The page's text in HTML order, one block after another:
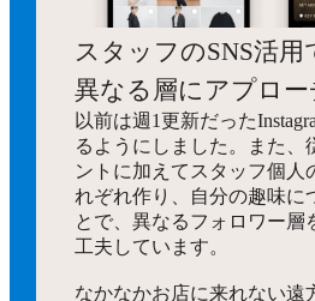
スタッフのSNS活用
異なる層にアプロー
以前は週1更新だった
るようにしました。また、
ントに加えてスタッフ個人
れぞれ作り、自分の趣味に
とで、異なるフォロワー層
工夫しています。
なかなかお店に来れない遠